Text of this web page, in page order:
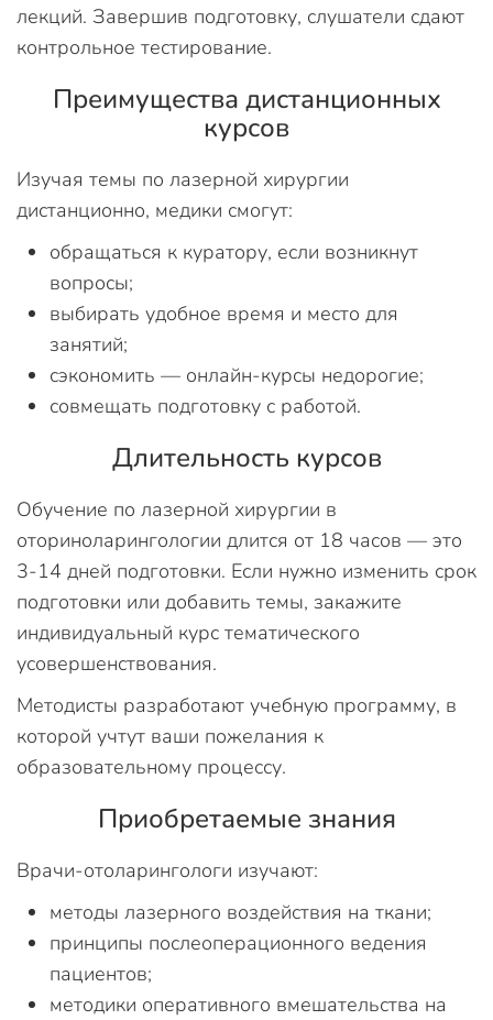
лекций. Завершив подготовку, слушатели сдают
контрольное тестирование.
Преимущества дистанционных
курсов
Изучая темы по лазерной хирургии
дистанционно, медики смогут:
обращаться к куратору, если возникнут
вопросы;
выбирать удобное время и место для
занятий;
сэкономить — онлайн-курсы недорогие;
совмещать подготовку с работой.
Длительность курсов
Обучение по лазерной хирургии в
оториноларингологии длится от 18 часов — это
3-14 дней подготовки. Если нужно изменить срок
подготовки или добавить темы, закажите
индивидуальный курс тематического
усовершенствования.
Методисты разработают учебную программу, в
которой учтут ваши пожелания к
образовательному процессу.
Приобретаемые знания
Врачи-отоларингологи изучают:
методы лазерного воздействия на ткани;
принципы послеоперационного ведения
пациентов;
методики оперативного вмешательства на